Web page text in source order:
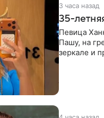
3 часа назад
35-
Певица
Пашу, на
зеркале и